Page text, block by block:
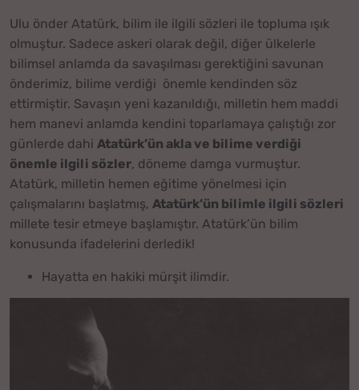
Ulu önder Atatürk, bilim ile ilgili sözleri ile topluma ışık
olmuştur. Sadece askeri olarak değil, diğer ülkelerle
bilimsel anlamda da savaşılması gerektiğini savunan
önderimiz, bilime verdiği önemle kendinden söz
ettirmiştir. Savaşın yeni kazanıldığı, milletin hem maddi
hem manevi anlamda kendini toparlamaya çalıştığı zor
günlerde dahi Atatürk’ün akla ve bilime verdiği
önemle ilgili sözler, döneme damga vurmuştur.
Atatürk, milletin hemen eğitime yönelmesi için
çalışmalarını başlatmış, Atatürk’ün bilimle ilgili sözleri
millete tesir etmeye başlamıştır. Atatürk’ün bilim
konusunda ifadelerini derledik!
Hayatta en hakiki mürşit ilimdir.